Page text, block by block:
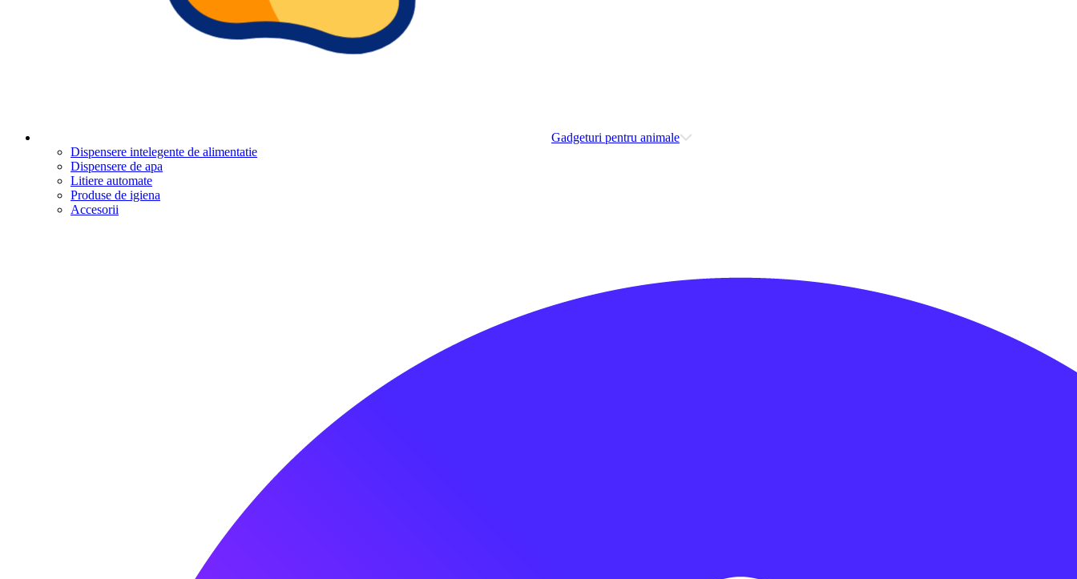
Gadgeturi pentru animale
Dispensere intelegente de alimentatie
Dispensere de apa
Litiere automate
Produse de igiena
Accesorii